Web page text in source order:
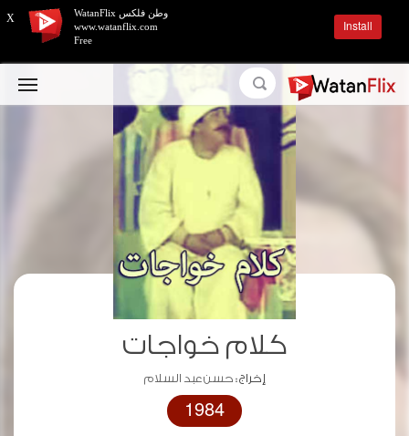
كلام خواجات
إخراج :حسن عبد السلام
1984
X
وطن فلكس WatanFlix
www.watanflix.com
Free
Install